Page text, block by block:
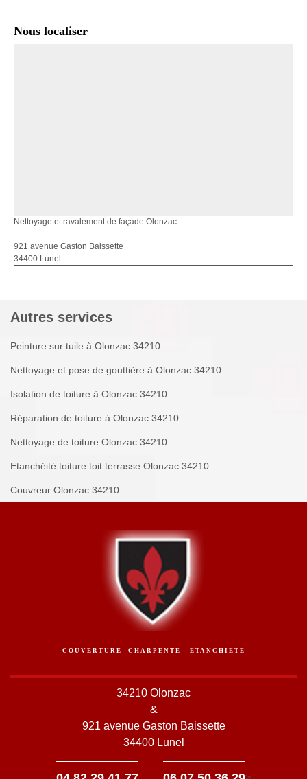
Nous localiser
Nettoyage et ravalement de façade Olonzac
921 avenue Gaston Baissette
34400 Lunel
Autres services
Peinture sur tuile à Olonzac 34210
Nettoyage et pose de gouttière à Olonzac 34210
Isolation de toiture à Olonzac 34210
Réparation de toiture à Olonzac 34210
Nettoyage de toiture Olonzac 34210
Etanchéité toiture toit terrasse Olonzac 34210
Couvreur Olonzac 34210
COUVERTURE -CHARPENTE - ETANCHIETE
34210 Olonzac
&
921 avenue Gaston Baissette
34400 Lunel